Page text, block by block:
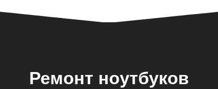
Ремонт ноутбуков